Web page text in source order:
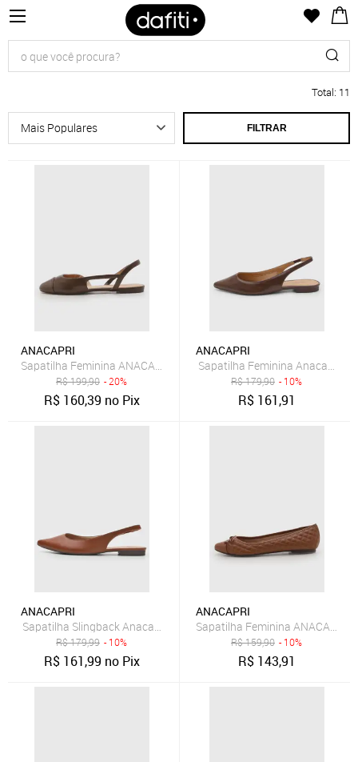
Total: 11
FILTRAR
ANACAPRI
Sapatilha Feminina ANACAPRI Slingback Marrom
R$199,90 - 20%
R$ 160,39 no Pix
ANACAPRI
Sapatilha Feminina Anacapri
R$179,90 - 10%
R$ 161,91
ANACAPRI
Sapatilha Slingback Anacapri Lisa Marrom
R$179,99 - 10%
R$ 161,99 no Pix
ANACAPRI
Sapatilha Feminina ANACAPRI
R$159,90 - 10%
R$ 143,91